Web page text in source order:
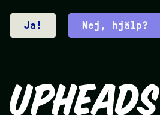
Ja! Nej, hjälp?